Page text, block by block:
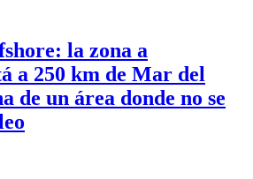
la zona a
a 250 km de Mar del
de un área donde no se